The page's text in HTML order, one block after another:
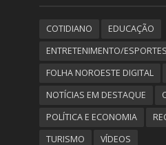
COTIDIANO
EDUCAÇÃO
ENTRETENIMENTO/ESPORTES
FOLHA NOROESTE DIGITAL
NOTÍCIAS EM DESTAQUE
POLÍTICA E ECONOMIA
TURISMO
VÍDEOS